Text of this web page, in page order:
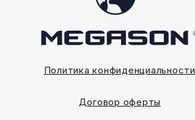
Политика конфиденциальности
Договор оферты